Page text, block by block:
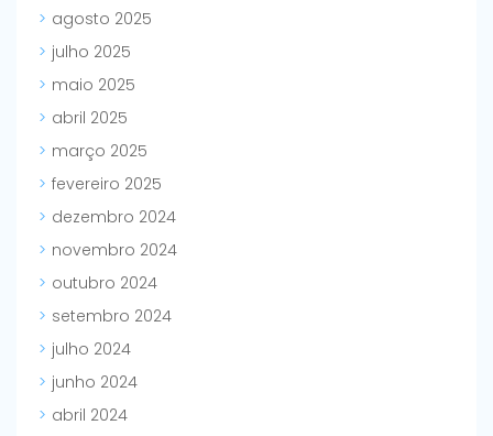
agosto 2025
julho 2025
maio 2025
abril 2025
março 2025
fevereiro 2025
dezembro 2024
novembro 2024
outubro 2024
setembro 2024
julho 2024
junho 2024
abril 2024